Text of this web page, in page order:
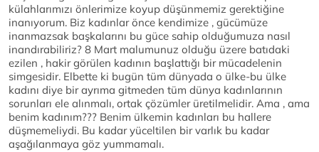
külahlarımızı önlerimize koyup düşünmemiz gerektiğine
inanıyorum. Biz kadınlar önce kendimize , gücümüze
inanmazsak başkalarını bu güce sahip olduğumuza nasıl
inandırabiliriz? 8 Mart malumunuz olduğu üzere batıdaki
ezilen , hakir görülen kadının başlattığı bir mücadelenin
simgesidir. Elbette ki bugün tüm dünyada o ülke-bu ülke
kadını diye bir ayrıma gitmeden tüm dünya kadınlarının
sorunları ele alınmalı, ortak çözümler üretilmelidir. Ama , ama
benim kadınım??? Benim ülkemin kadınları bu hallere
düşmemeliydi. Bu kadar yüceltilen bir varlık bu kadar
aşağılanmaya göz yummamalı.